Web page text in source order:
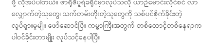
ဖို့ လိုအပ်ပါတယ်။ ဖာရိုဇီပူရ်ခရိုင်မှာလုပ်သလို ယာဉ်မောင်းလိုင်စင် လာ
လျှောက်တဲ့သူတွေ၊ သက်တမ်းတိုးတဲ့သူတွေကို သစ်ပင်စိုက်ခိုင်းတဲ့
လှုပ်ရှားမှုမျိုး ဖော်ဆောင်ပြီး ကမ္ဘာကြီးအတွက် တစ်ထောင့်တစ်နေရာက
ပါဝင်ခိုင်းတာမျိုး လုပ်သင့်နေပါပြီ။